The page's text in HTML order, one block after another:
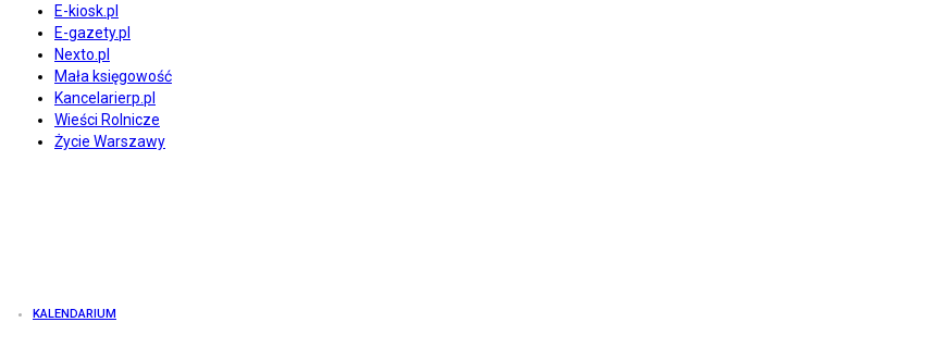
E-kiosk.pl
E-gazety.pl
Nexto.pl
Mała księgowość
Kancelarierp.pl
Wieści Rolnicze
Życie Warszawy
KALENDARIUM